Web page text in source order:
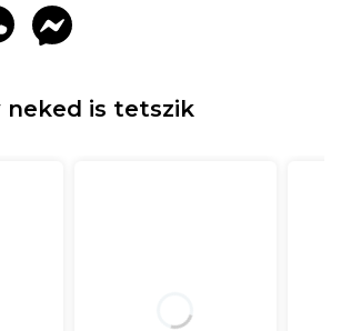
neked is tetszik